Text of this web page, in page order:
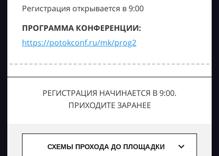
Регистрация открывается в 9:00
ПРОГРАММА КОНФЕРЕНЦИИ:
https://potokconf.ru/mk/prog2
РЕГИСТРАЦИЯ НАЧИНАЕТСЯ В 9:00.
ПРИХОДИТЕ ЗАРАНЕЕ
СХЕМЫ ПРОХОДА ДО ПЛОЩАДКИ